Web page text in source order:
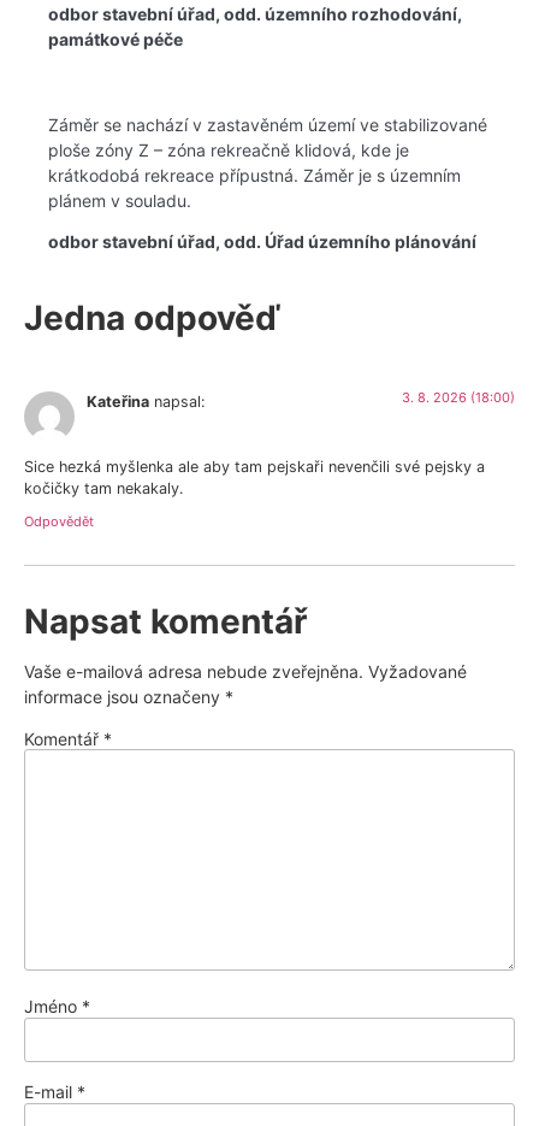
odbor stavební úřad, odd. územního rozhodování,
památkové péče
Záměr se nachází v zastavěném území ve stabilizované
ploše zóny Z – zóna rekreačně klidová, kde je
krátkodobá rekreace přípustná. Záměr je s územním
plánem v souladu.
odbor stavební úřad, odd. Úřad územního plánování
Jedna odpověď
Kateřina napsal: 3. 8. 2026 (18:00)
Sice hezká myšlenka ale aby tam pejskaři nevenčili své pejsky a
kočičky tam nekakaly.
Odpovědět
Napsat komentář
Vaše e-mailová adresa nebude zveřejněna. Vyžadované
informace jsou označeny *
Komentář *
Jméno *
E-mail *